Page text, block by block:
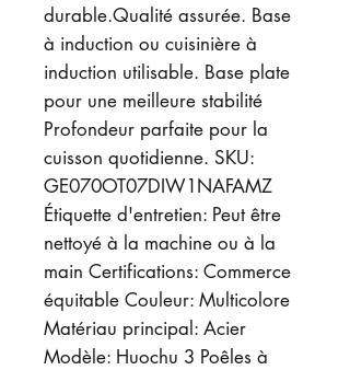
durable.Qualité assurée. Base
à induction ou cuisinière à
induction utilisable. Base plate
pour une meilleure stabilité
Profondeur parfaite pour la
cuisson quotidienne. SKU:
GE070OT07DIW1NAFAMZ
Étiquette d'entretien: Peut être
nettoyé à la machine ou à la
main Certifications: Commerce
équitable Couleur: Multicolore
Matériau principal: Acier
Modèle: Huochu 3 Poêles à